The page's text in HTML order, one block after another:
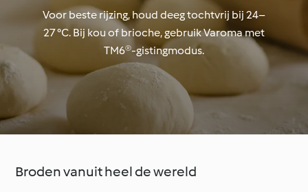
Voor beste rijzing, houd deeg tochtvrij bij 24–
27 °C. Bij kou of brioche, gebruik Varoma met
TM6®-gistingmodus.
Broden vanuit heel de wereld